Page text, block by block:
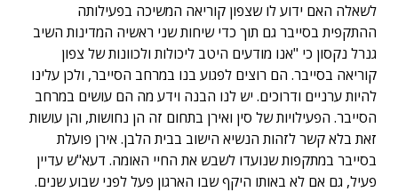
לשאלה האם ידוע לו שצפון קוריאה המשיכה בפעילותה
ההתקפית בסייבר גם תוך כדי שיחות שני ראשיה המדינות השיב
גנרל נקסון כי "אנו מודעים היטב ליכולות ולכוונות של צפון
קוריאה בסייבר. הם רוצים לפגוע בנו במרחב הסייבר, ולכן עלינו
להיות ערניים ודרוכים. יש לנו הבנה וידע מה הם עושים במרחב
הסייבר. הפעילויות של סין ואירן בתחום זה הן נחושות, והן עושות
זאת בלא קשר לזהות הנשיא הישוב בבית הלבן. אירן פועלת
בסייבר במתקפות שנועדו לשבש את החיי האומה. דעא"ש עדיין
פעיל, גם אם לא באותו היקף שבו הארגון פעל לפני שבוע שנים.